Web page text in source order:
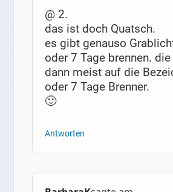
@ 2.
das ist doch Quatsch.
es gibt genauso
oder 7 Tage brennen.
dann meist auf die
oder 7 Tage Brenner.
🙂
Antworten